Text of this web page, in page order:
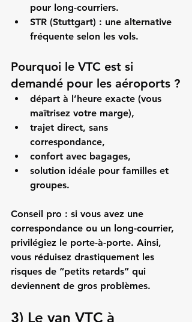
pour long-courriers.
STR (Stuttgart) : une alternative
fréquente selon les vols.
Pourquoi le VTC est si
demandé pour les aéroports ?
départ à l’heure exacte (vous
maîtrisez votre marge),
trajet direct, sans
correspondance,
confort avec bagages,
solution idéale pour familles et
groupes.
Conseil pro : si vous avez une
correspondance ou un long-courrier,
privilégiez le porte-à-porte. Ainsi,
vous réduisez drastiquement les
risques de “petits retards” qui
deviennent de gros problèmes.
3) Le van VTC à